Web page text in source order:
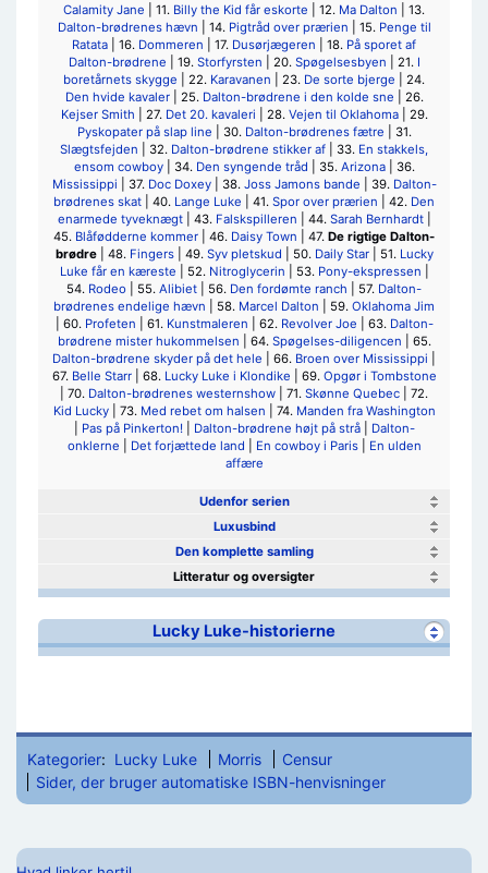
Calamity Jane | 11. Billy the Kid får eskorte | 12. Ma Dalton | 13.
Dalton-brødrenes hævn | 14. Pigtråd over prærien | 15. Penge til
Ratata | 16. Dommeren | 17. Dusørjægeren | 18. På sporet af
Dalton-brødrene | 19. Storfyrsten | 20. Spøgelsesbyen | 21. I
boretårnets skygge | 22. Karavanen | 23. De sorte bjerge | 24.
Den hvide kavaler| 25. Dalton-brødrene i den kolde sne | 26.
Kejser Smith | 27. Det 20. kavaleri | 28. Vejen til Oklahoma| 29.
Pyskopater på slap line | 30. Dalton-brødrenes fætre | 31.
Slægtsfejden | 32. Dalton-brødrene stikker af | 33. En stakkels,
ensom cowboy| 34. Den syngende tråd | 35. Arizona| 36.
Mississippi | 37. Doc Doxey| 38. Joss Jamons bande | 39. Dalton-
brødrenes skat | 40. Lange Luke | 41. Spor over prærien | 42. Den
enarmede tyveknægt| 43. Falskspilleren | 44. Sarah Bernhardt|
45. Blåfødderne kommer | 46. Daisy Town | 47. De rigtige Dalton-
brødre| 48. Fingers| 49. Syv pletskud | 50. Daily Star| 51. Lucky
Luke får en kæreste | 52. Nitroglycerin | 53. Pony-ekspressen
54. Rodeo | 55. Alibiet | 56. Den fordømte ranch | 57. Dalton-
brødrenes endelige hævn | 58. Marcel Dalton | 59. Oklahoma Jim
| 60. Profeten | 61. Kunstmaleren | 62. Revolver Joe | 63. Dalton-
brødrene mister hukommelsen | 64. Spøgelses-diligencen | 65.
Dalton-brødrene skyder på det hele | 66. Broen over Mississippi
67. Belle Starr| 68. Lucky Luke i Klondike | 69. Opgør i Tombstone
| 70. Dalton-brødrenes westernshow | 71. Skønne Quebec | 72.
Kid Lucky| 73. Med rebet om halsen | 74. Manden fra Washington
Pas på Pinkerton!| Dalton-brødrene højt på strå|
Dalton-
onklerne
Det forjættede land En cowboy i Paris|
En ulden
affære
Udenfor serien
Luxusbind
Den komplette samling
Litteratur og oversigter
Lucky Luke-historierne
Kategorier: Lucky Luke Morris
Censur
Sider, der bruger automatiske ISBN-henvisninger